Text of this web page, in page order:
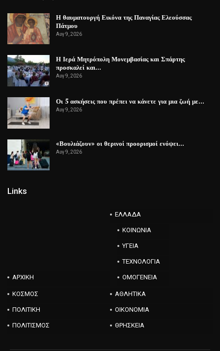
Η θαυματουργή Εικόνα της Παναγίας Ελεούσσας
Πάτμου
Αυγ 9, 2026
Η Ιερά Μητρόπολη Μονεμβασίας και Σπάρτης
προσκαλεί και…
Αυγ 9, 2026
Οι 5 ασκήσεις που πρέπει να κάνετε για μια ζωή με…
Αυγ 9, 2026
«Βουλιάζουν» οι θερινοί προορισμοί ενόψει…
Αυγ 9, 2026
Links
ΑΡΧΙΚΗ
ΕΛΛΑΔΑ
ΚΟΙΝΩΝΙΑ
ΥΓΕΙΑ
ΤΕΧΝΟΛΟΓΙΑ
ΟΜΟΓΕΝΕΙΑ
ΚΟΣΜΟΣ ΑΘΛΗΤΙΚΑ
ΠΟΛΙΤΙΚΗ ΟΙΚΟΝΟΜΙΑ
ΠΟΛΙΤΙΣΜΟΣ ΘΡΗΣΚΕΙΑ